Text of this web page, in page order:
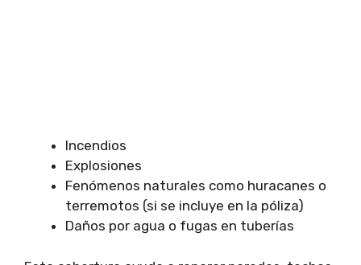
Incendios
Explosiones
Fenómenos naturales como huracanes o
terremotos (si se incluye en la póliza)
Daños por agua o fugas en tuberías